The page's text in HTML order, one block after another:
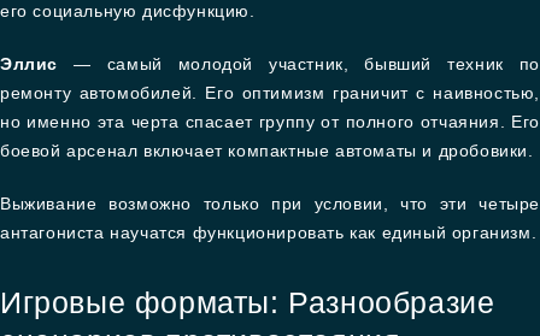
его социальную дисфункцию.
Эллис — самый молодой участник, бывший техник по
ремонту автомобилей. Его оптимизм граничит с наивностью,
но именно эта черта спасает группу от полного отчаяния. Его
боевой арсенал включает компактные автоматы и дробовики.
Выживание возможно только при условии, что эти четыре
антагониста научатся функционировать как единый организм.
Игровые форматы: Разнообразие